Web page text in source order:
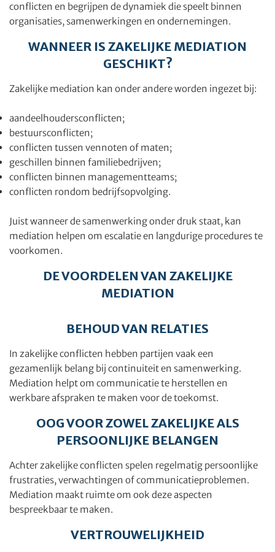
conflicten en begrijpen de dynamiek die speelt binnen
organisaties, samenwerkingen en ondernemingen.
WANNEER IS ZAKELIJKE MEDIATION
GESCHIKT?
Zakelijke mediation kan onder andere worden ingezet bij:
aandeelhoudersconflicten;
bestuursconflicten;
conflicten tussen vennoten of maten;
geschillen binnen familiebedrijven;
conflicten binnen managementteams;
conflicten rondom bedrijfsopvolging.
Juist wanneer de samenwerking onder druk staat, kan
mediation helpen om escalatie en langdurige procedures te
voorkomen.
DE VOORDELEN VAN ZAKELIJKE
MEDIATION
BEHOUD VAN RELATIES
In zakelijke conflicten hebben partijen vaak een
gezamenlijk belang bij continuiteit en samenwerking.
Mediation helpt om communicatie te herstellen en
werkbare afspraken te maken voor de toekomst.
OOG VOOR ZOWEL ZAKELIJKE ALS
PERSOONLIJKE BELANGEN
Achter zakelijke conflicten spelen regelmatig persoonlijke
frustraties, verwachtingen of communicatieproblemen.
Mediation maakt ruimte om ook deze aspecten
bespreekbaar te maken.
VERTROUWELIJKHEID